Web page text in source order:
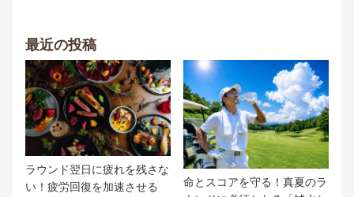
最近の投稿
ラウンド翌日に疲れを残さな
い！疲労回復を加速させる
命とスコアを守る！真夏のラ